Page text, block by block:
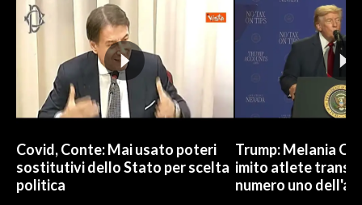
Covid, Conte: Mai usato poteri
sostitutivi dello Stato per scelta
politica
Trump: Melania
imito atlete trans,
numero uno